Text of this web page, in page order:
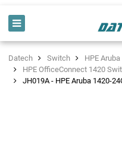
Datech Switch
HPE
HPE OfficeConnect 1420
JH019A - HPE Aruba 1420-